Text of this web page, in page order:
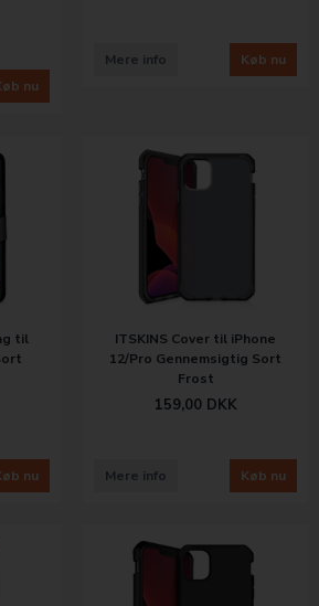
nu
Køb nu
Mere info
til
nu
ITSKINS Cover til iPhone
12/Pro Gennemsigtig Sort
Frost
159,00 DKK
Køb nu
Mere info